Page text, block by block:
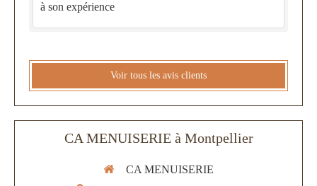
à son expérience
Voir tous les avis clients
CA MENUISERIE à Montpellier
CA MENUISERIE